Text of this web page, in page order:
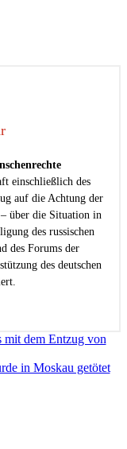
einschließlich des
auf die Achtung der
– über die Situation in
des russischen
des Forums der
des deutschen
mit dem Entzug von
in Moskau getötet